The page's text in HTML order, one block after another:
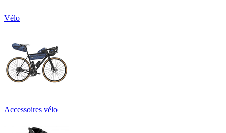
Vélo
Accessoires vélo